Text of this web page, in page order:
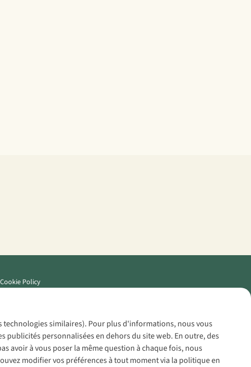
similaires). Pour plus d'informations, nous vous
publicités personnalisées en dehors du site web. En outre, des
avoir à vous poser la même question à chaque fois, nous
modifier vos préférences à tout moment via la politique en
Cookie Policy